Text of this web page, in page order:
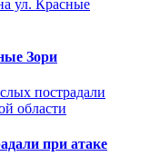
Зори
при атаке